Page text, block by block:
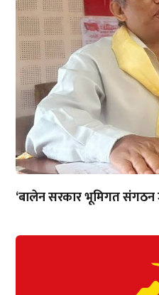
‘बालेन सरकार भूमिगत संगठन